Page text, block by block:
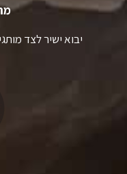
יבוא ישיר לצד